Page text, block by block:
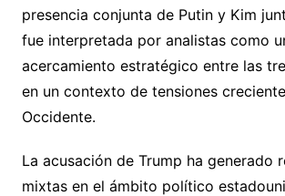
presencia conjunta de Putin y Kim
fue interpretada por analistas como
acercamiento estratégico entre las
en un contexto de tensiones
Occidente.
La acusación de Trump ha generado
mixtas en el ámbito político